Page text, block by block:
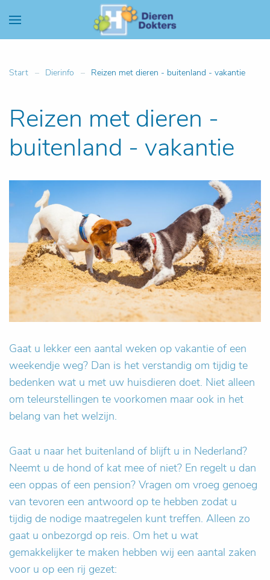
Start Dierinfo Reizen met dieren - buitenland - vakantie
Reizen met dieren -
buitenland - vakantie
Gaat u lekker een aantal weken op vakantie of een
weekendje weg? Dan is het verstandig om tijdig te
bedenken wat u met uw huisdieren doet. Niet alleen
om teleurstellingen te voorkomen maar ook in het
belang van het welzijn.
Gaat u naar het buitenland of blijft u in Nederland?
Neemt u de hond of kat mee of niet? En regelt u dan
een oppas of een pension? Vragen om vroeg genoeg
van tevoren een antwoord op te hebben zodat u
tijdig de nodige maatregelen kunt treffen. Alleen zo
gaat u onbezorgd op reis. Om het u wat
gemakkelijker te maken hebben wij een aantal zaken
voor u op een rij gezet: